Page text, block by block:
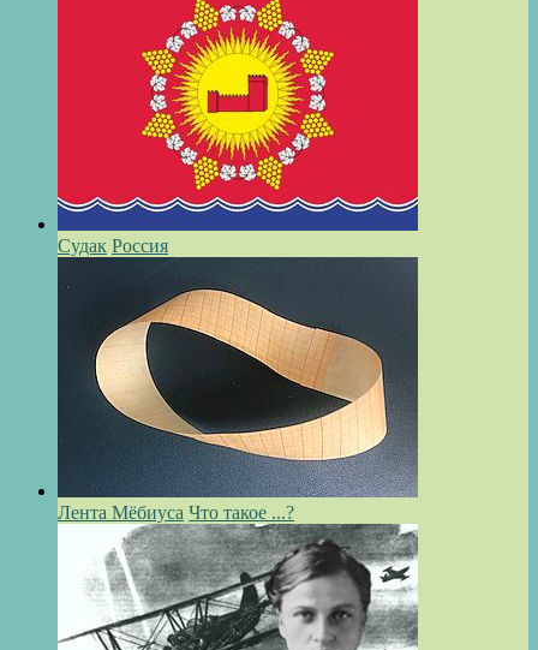
Судак Россия
Лента Мёбиуса Что такое ...?